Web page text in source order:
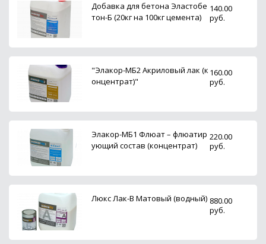
Добавка для бетона Эластобе
тон-Б (20кг на 100кг цемента)
140.00
руб.
"Элакор-МБ2 Акриловый лак (к
онцентрат)"
160.00
руб.
Элакор-МБ1 Флюат – флюатир
ующий состав (концентрат)
220.00
руб.
Люкс Лак-В Матовый (водный) 880.00
руб.